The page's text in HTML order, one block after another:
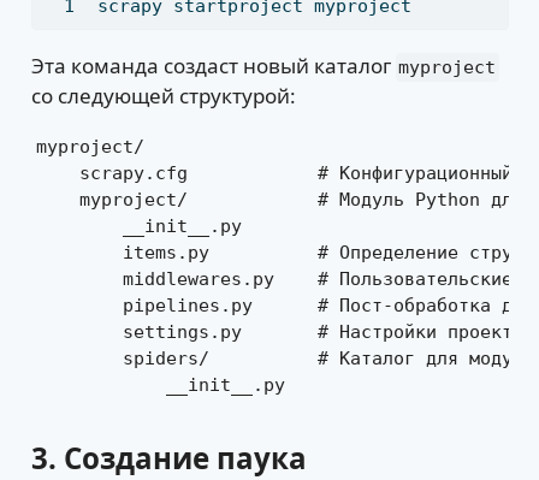
scrapy startproject myproject
Эта команда создаст новый каталог myproject
со следующей структурой:
myproject/
scrapy.cfg            # Конфигурационный
myproject/            # Модуль Python для
        __init__.py
items.py          # Определение
middlewares.py    # Пользовательские
pipelines.py      # Пост-обработка
        settings.py       # Настройки проекта
spiders/          # Каталог для
            __init__.py
3. Создание паука